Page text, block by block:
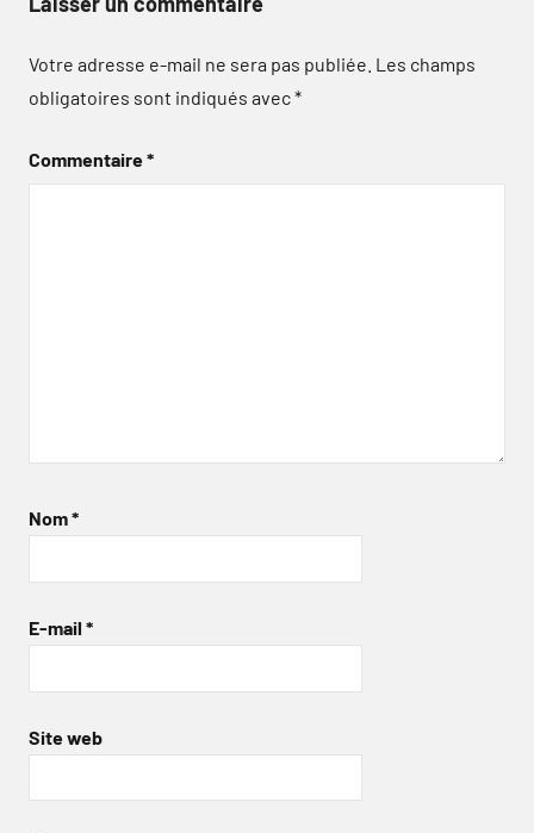
Votre adresse e-mail ne sera pas publiée. Les champs
obligatoires sont indiqués avec*
Commentaire*
Nom*
E-mail *
Site web